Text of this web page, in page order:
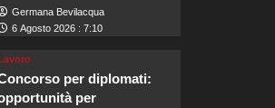
Germana Bevilacqua
6 Agosto 2026 : 7:10
Lavoro
per diplomati:
per